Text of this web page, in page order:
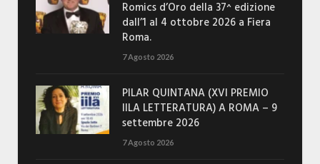
Romics d’Oro della 37^ edizione
dall’1 al 4 ottobre 2026 a Fiera
Roma.
7 Agosto 2026
PILAR QUINTANA (XVI PREMIO
IILA LETTERATURA) A ROMA – 9
settembre 2026
7 Agosto 2026